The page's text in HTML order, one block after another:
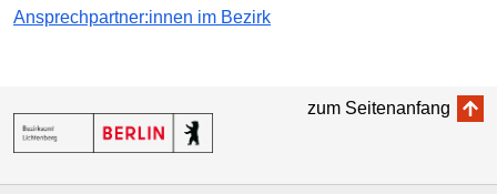
Ansprechpartner:innen im Bezirk
zum Seitenanfang